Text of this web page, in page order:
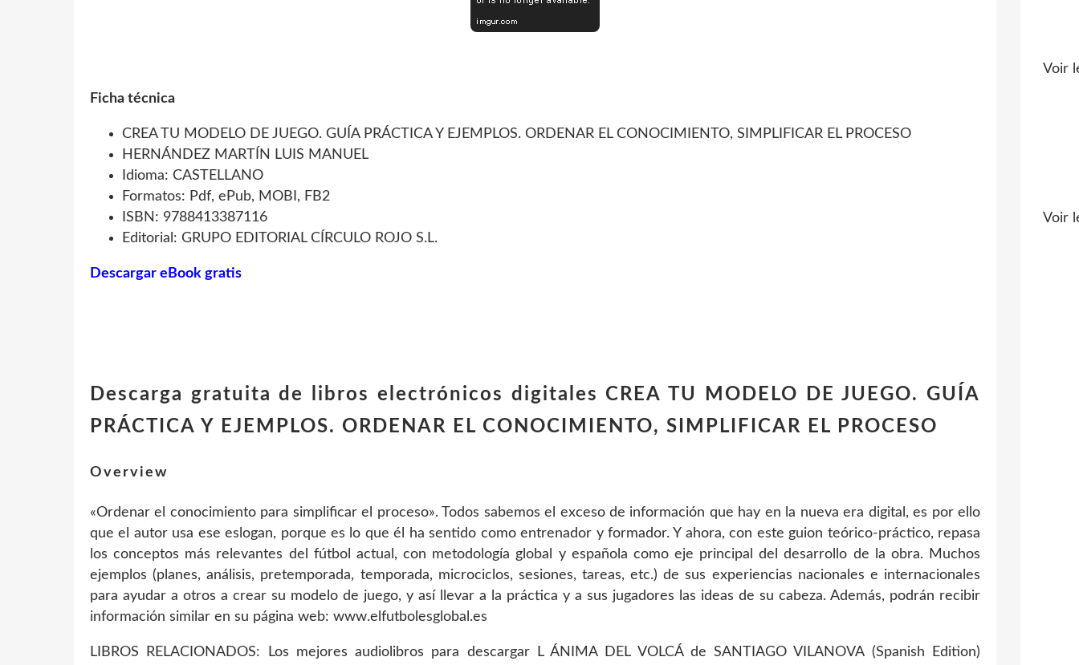
Ficha técnica
CREA TU MODELO DE JUEGO. GUÍA PRÁCTICA Y EJEMPLOS. ORDENAR EL CONOCIMIENTO, SIMPLIFICAR EL PROCESO
HERNÁNDEZ MARTÍN LUIS MANUEL
Idioma: CASTELLANO
Formatos: Pdf, ePub, MOBI, FB2
ISBN: 9788413387116
Editorial: GRUPO EDITORIAL CÍRCULO ROJO S.L.
Descargar eBook gratis
Descarga gratuita de libros electrónicos digitales CREA TU MODELO DE JUEGO. GUÍA
PRÁCTICA Y EJEMPLOS. ORDENAR EL CONOCIMIENTO, SIMPLIFICAR EL PROCESO
Overview
«Ordenar el conocimiento para simplificar el proceso». Todos sabemos el exceso de información que hay en la nueva era digital, es por ello
que el autor usa ese eslogan, porque es lo que él ha sentido como entrenador y formador. Y ahora, con este guion teórico-práctico, repasa
los conceptos más relevantes del fútbol actual, con metodología global y española como eje principal del desarrollo de la obra. Muchos
ejemplos (planes, análisis, pretemporada, temporada, microciclos, sesiones, tareas, etc.) de sus experiencias nacionales e internacionales
para ayudar a otros a crear su modelo de juego, y así llevar a la práctica y a sus jugadores las ideas de su cabeza. Además, podrán recibir
información similar en su página web: www.elfutbolesglobal.es
LIBROS RELACIONADOS: Los mejores audiolibros para descargar L ÁNIMA DEL VOLCÁ de SANTIAGO VILANOVA (Spanish Edition)
Voir
Voir